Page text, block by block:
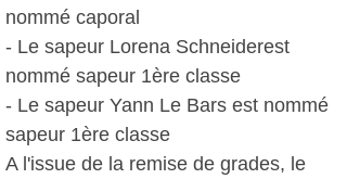
nommé caporal
- Le sapeur Lorena Schneiderest
nommé sapeur 1ère classe
- Le sapeur Yann Le Bars est nommé
sapeur 1ère classe
A l'issue de la remise de grades, le